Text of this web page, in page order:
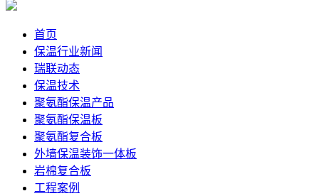
首页
保温行业新闻
瑞联动态
保温技术
聚氨酯保温产品
聚氨酯保温板
聚氨酯复合板
外墙保温装饰一体板
岩棉复合板
工程案例